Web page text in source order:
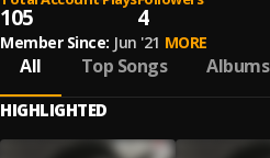
105 4
Member Since: Jun '21 MORE
All Top Songs Albums
HIGHLIGHTED